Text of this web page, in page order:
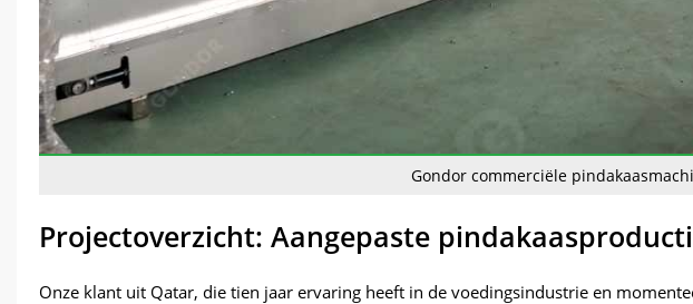
Gondor commerciële
Projectoverzicht: Aangepaste
Onze klant uit Qatar, die tien jaar ervaring heeft in de voedingsindustrie en